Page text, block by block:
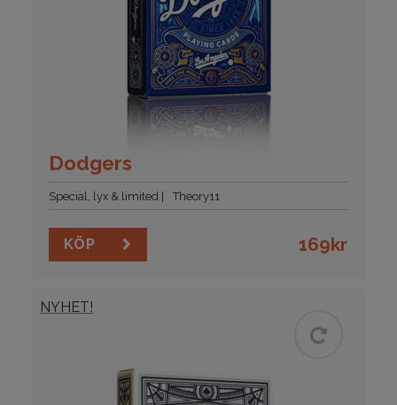
Dodgers
Special, lyx & limited Theory11
KÖP 169kr
NYHET!